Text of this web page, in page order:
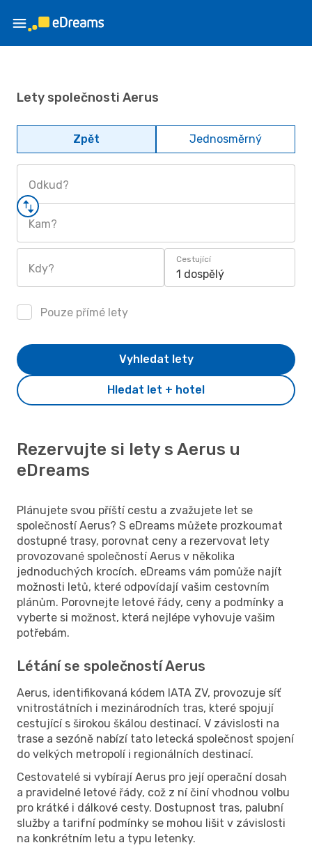
Lety společnosti Aerus
Zpět Jednosměrný
Odkud?
Kam?
Kdy?
Cestující
1 dospělý
Pouze přímé lety
Hledat let + hotel
Vyhledat lety
Rezervujte si lety s Aerus u
eDreams
Plánujete svou příští cestu a zvažujete let se
společností Aerus? S eDreams můžete prozkoumat
dostupné trasy, porovnat ceny a rezervovat lety
provozované společností Aerus v několika
jednoduchých krocích. eDreams vám pomůže najít
možnosti letů, které odpovídají vašim cestovním
plánům. Porovnejte letové řády, ceny a podmínky a
vyberte si možnost, která nejlépe vyhovuje vašim
potřebám.
Létání se společností Aerus
Aerus, identifikovaná kódem IATA ZV, provozuje síť
vnitrostátních i mezinárodních tras, které spojují
cestující s širokou škálou destinací. V závislosti na
trase a sezóně nabízí tato letecká společnost spojení
do velkých metropolí i regionálních destinací.
Cestovatelé si vybírají Aerus pro její operační dosah
a pravidelné letové řády, což z ní činí vhodnou volbu
pro krátké i dálkové cesty. Dostupnost tras, palubní
služby a tarifní podmínky se mohou lišit v závislosti
na konkrétním letu a typu letenky.